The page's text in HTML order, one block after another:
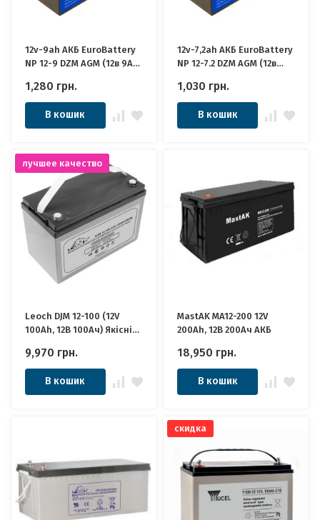
12v-9ah АКБ EuroBattery
NP 12-9 DZM AGM (12в 9Ач)
1,280 грн.
В кошик
12v-7,2ah АКБ EuroBattery
NP 12-7.2 DZM AGM (12в
1,030 грн.
В кошик
лучшее качество
Leoch DJM 12-100 (12V
100Ah, 12В 100Ач) Якісні
Інвертора, ДБЖ, Панелей
Сонячних
9,970 грн.
В кошик
MastAK MA12-200 12V
200Ah, 12В 200Ач АКБ
18,950 грн.
В кошик
скидка